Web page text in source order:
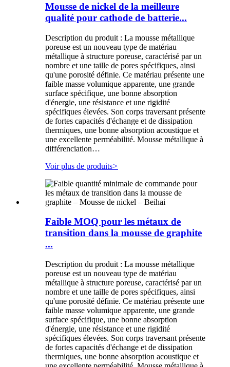
Mousse de nickel de la meilleure
qualité pour cathode de batterie...
Description du produit : La mousse métallique
poreuse est un nouveau type de matériau
métallique à structure poreuse, caractérisé par un
nombre et une taille de pores spécifiques, ainsi
qu'une porosité définie. Ce matériau présente une
faible masse volumique apparente, une grande
surface spécifique, une bonne absorption
d'énergie, une résistance et une rigidité
spécifiques élevées. Son corps traversant présente
de fortes capacités d'échange et de dissipation
thermiques, une bonne absorption acoustique et
une excellente perméabilité. Mousse métallique à
différenciation…
Voir plus de produits>
Faible MOQ pour les métaux de
transition dans la mousse de graphite
...
Description du produit : La mousse métallique
poreuse est un nouveau type de matériau
métallique à structure poreuse, caractérisé par un
nombre et une taille de pores spécifiques, ainsi
qu'une porosité définie. Ce matériau présente une
faible masse volumique apparente, une grande
surface spécifique, une bonne absorption
d'énergie, une résistance et une rigidité
spécifiques élevées. Son corps traversant présente
de fortes capacités d'échange et de dissipation
thermiques, une bonne absorption acoustique et